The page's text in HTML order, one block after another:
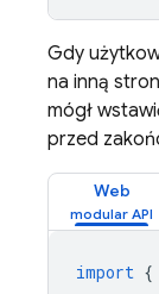
Gdy
na inną
mógł
przed
Web
import {